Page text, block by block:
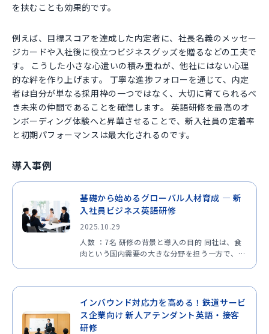
を挟むことも効果的です。
例えば、目標スコアを達成した内定者に、社長名義のメッセー
ジカードや入社後に役立つビジネスグッズを贈るなどの工夫で
す。 こうした小さな心遣いの積み重ねが、他社にはない心理
的な絆を作り上げます。 丁寧な進捗フォローを通じて、内定
者は自分が単なる採用枠の一つではなく、大切に育てられるべ
き未来の仲間であることを確信します。 英語研修を最高のオ
ンボーディング体験へと昇華させることで、新入社員の定着率
と初期パフォーマンスは最大化されるのです。
導入事例
基礎から始めるグローバル人材育成 ― 新
入社員ビジネス英語研修
2025.10.29
人数 ：7名 研修の背景と導入の目的 同社は、食
肉という国内需要の大きな分野を担う一方で、仕
引機会がさらに増えることを見据え、英語でのコ
ミュニケーション…
インバウンド対応力を高める！鉄道サービ
ス企業向け 新人アテンダント英語・接客
研修